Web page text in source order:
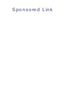
Sponsored Link